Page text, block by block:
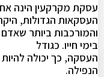
עסקת מקרקעין הינה
העסקאות הגדולות,
והמורכבות ביותר שאדם
בימי חייו. כגודל
העסקה, כך יכולה להיות
הנפילה.